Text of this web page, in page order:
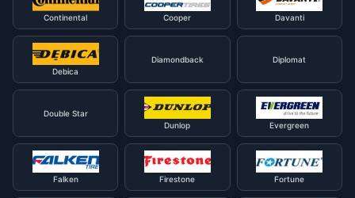
Continental Cooper Davanti
Debica
Diamondback Diplomat
Double Star
Dunlop
Evergreen
Falken Firestone Fortune